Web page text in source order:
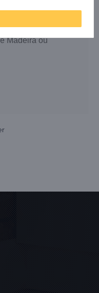
Madeira ou